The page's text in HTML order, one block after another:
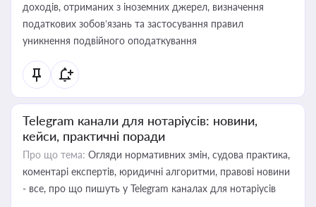
доходів, отриманих з іноземних джерел, визначення
податкових зобов’язань та застосування правил
уникнення подвійного оподаткування
Telegram канали для нотаріусів: новини,
кейси, практичні поради
Про що тема: Огляди нормативних змін, судова практика,
коментарі експертів, юридичні алгоритми, правові новини
- все, про що пишуть у Telegram каналах для нотаріусів